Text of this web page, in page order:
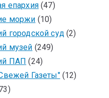
епархия(47)
моржи (10)
городской суд(2)
музей (249)
ПАП (24)
Газеты"(12)